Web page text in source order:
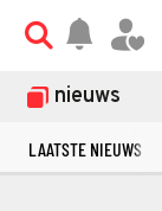
nieuws
LAATSTE NIEUWS